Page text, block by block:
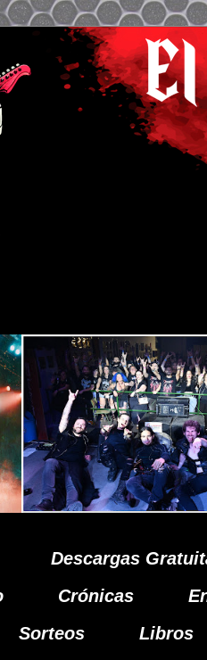
Descargas
Crónicas
Sorteos Libros